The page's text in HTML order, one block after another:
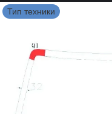
Тип техники